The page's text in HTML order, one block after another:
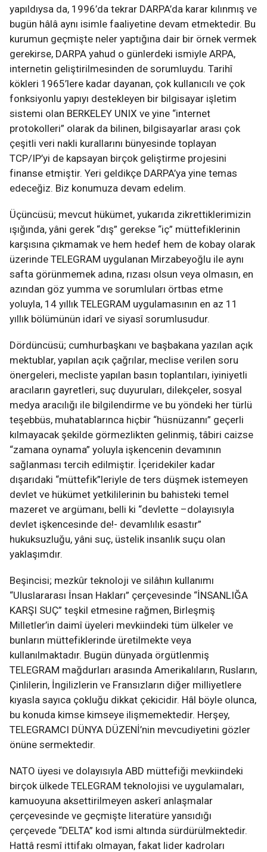
yapıldıysa da, 1996’da tekrar DARPA’da karar kılınmış ve
bugün hâlâ aynı isimle faaliyetine devam etmektedir. Bu
kurumun geçmişte neler yaptığına dair bir örnek vermek
gerekirse, DARPA yahud o günlerdeki ismiyle ARPA,
internetin geliştirilmesinden de sorumluydu. Tarihî
kökleri 1965’lere kadar dayanan, çok kullanıcılı ve çok
fonksiyonlu yapıyı destekleyen bir bilgisayar işletim
sistemi olan BERKELEY UNIX ve yine “internet
protokolleri” olarak da bilinen, bilgisayarlar arası çok
çeşitli veri nakli kurallarını bünyesinde toplayan
TCP/IP’yi de kapsayan birçok geliştirme projesini
finanse etmiştir. Yeri geldikçe DARPA’ya yine temas
edeceğiz. Biz konumuza devam edelim.
Üçüncüsü; mevcut hükümet, yukarıda zikrettiklerimizin
ışığında, yâni gerek “dış” gerekse “iç” müttefiklerinin
karşısına çıkmamak ve hem hedef hem de kobay olarak
üzerinde TELEGRAM uygulanan Mirzabeyoğlu ile aynı
safta görünmemek adına, rızası olsun veya olmasın, en
azından göz yumma ve sorumluları örtbas etme
yoluyla, 14 yıllık TELEGRAM uygulamasının en az 11
yıllık bölümünün idarî ve siyasî sorumlusudur.
Dördüncüsü; cumhurbaşkanı ve başbakana yazılan açık
mektublar, yapılan açık çağrılar, meclise verilen soru
önergeleri, mecliste yapılan basın toplantıları, iyiniyetli
aracıların gayretleri, suç duyuruları, dilekçeler, sosyal
medya aracılığı ile bilgilendirme ve bu yöndeki her türlü
teşebbüs, muhatablarınca hiçbir “hüsnüzannı” geçerli
kılmayacak şekilde görmezlikten gelinmiş, tâbiri caizse
“zamana oynama” yoluyla işkencenin devamının
sağlanması tercih edilmiştir. İçeridekiler kadar
dışarıdaki “müttefik”leriyle de ters düşmek istemeyen
devlet ve hükümet yetkililerinin bu bahisteki temel
mazeret ve argümanı, belli ki “devlette –dolayısıyla
devlet işkencesinde de!- devamlılık esastır”
hukuksuzluğu, yâni suç, üstelik insanlık suçu olan
yaklaşımdır.
Beşincisi; mezkûr teknoloji ve silâhın kullanımı
“Uluslararası İnsan Hakları” çerçevesinde “İNSANLIĞA
KARŞI SUÇ” teşkil etmesine rağmen, Birleşmiş
Milletler’in daimî üyeleri mevkiindeki tüm ülkeler ve
bunların müttefiklerinde üretilmekte veya
kullanılmaktadır. Bugün dünyada örgütlenmiş
TELEGRAM mağdurları arasında Amerikalıların, Rusların,
Çinlilerin, İngilizlerin ve Fransızların diğer milliyetlere
kıyasla sayıca çokluğu dikkat çekicidir. Hâl böyle olunca,
bu konuda kimse kimseye ilişmemektedir. Herşey,
TELEGRAMCI DÜNYA DÜZENİ’nin mevcudiyetini gözler
önüne sermektedir.
NATO üyesi ve dolayısıyla ABD müttefiği mevkiindeki
birçok ülkede TELEGRAM teknolojisi ve uygulamaları,
kamuoyuna aksettirilmeyen askerî anlaşmalar
çerçevesinde ve geçmişte literatüre yansıdığı
çerçevede “DELTA” kod ismi altında sürdürülmektedir.
Hattâ resmî ittifakı olmayan, fakat lider kadroları